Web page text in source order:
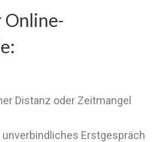
Distanz oder Zeitmangel
Erstgespräch